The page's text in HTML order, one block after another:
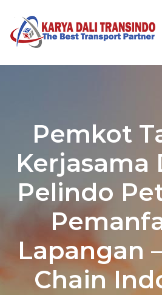
Pemkot
Kerjasama
Pelindo
Lapangan
Chain